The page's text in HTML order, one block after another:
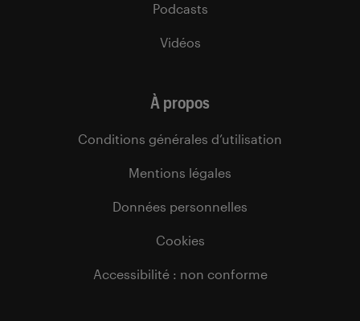
Podcasts
Vidéos
À propos
Conditions générales d’utilisation
Mentions légales
Données personnelles
Cookies
Accessibilité : non conforme